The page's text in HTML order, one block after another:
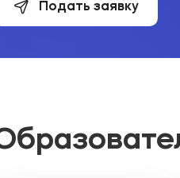
Подать заявку